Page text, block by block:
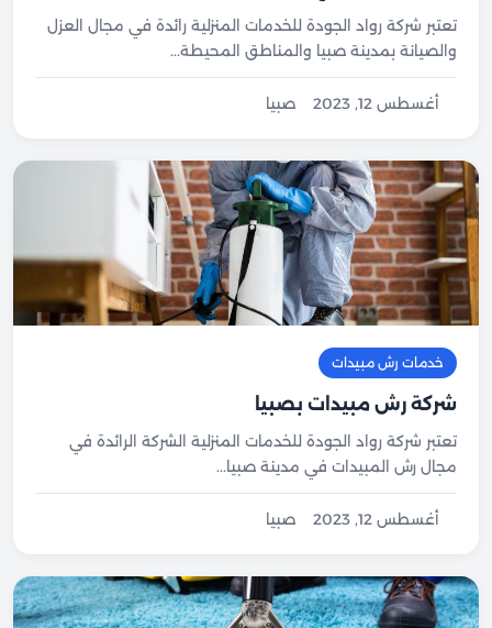
تعتبر شركة رواد الجودة للخدمات المنزلية رائدة في مجال العزل
والصيانة بمدينة صبيا والمناطق المحيطة...
أغسطس 12, 2023 صبيا
خدمات رش مبيدات
شركة رش مبيدات بصبيا
تعتبر شركة رواد الجودة للخدمات المنزلية الشركة الرائدة في
مجال رش المبيدات في مدينة صبيا...
أغسطس 12, 2023 صبيا